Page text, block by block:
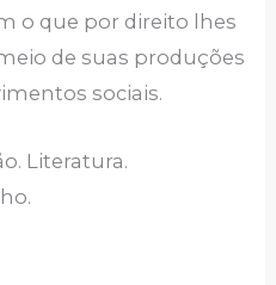
o que por direito lhes
de suas produções
sociais.
Literatura.